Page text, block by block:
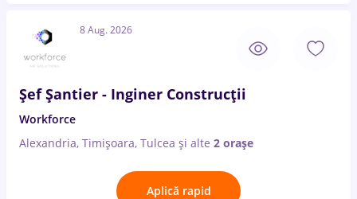
8 Aug. 2026
Șef Șantier - Inginer Construcții
Workforce
Alexandria, Timișoara, Tulcea și alte 2 orașe
Aplică rapid